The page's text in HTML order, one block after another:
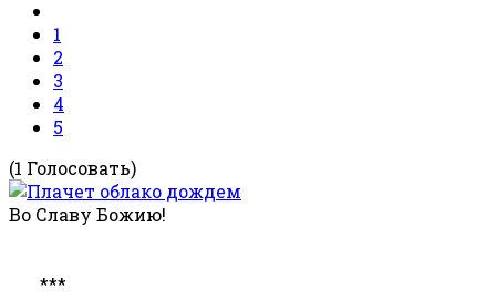
1
2
3
4
5
(1 Голосовать)
Во Славу Божию!
***